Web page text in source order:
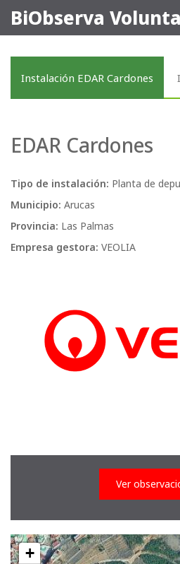
BiObserva
Instalación EDAR Cardones
EDAR Cardones
Tipo de instalación: Planta de
Municipio: Arucas
Provincia: Las Palmas
Empresa gestora: VEOLIA
Ver
+